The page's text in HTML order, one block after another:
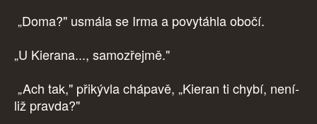
„Doma?" usmála se Irma a povytáhla obočí.
„U Kierana..., samozřejmě."
„Ach tak," přikývla chápavě, „Kieran ti chybí, není-
liž pravda?"